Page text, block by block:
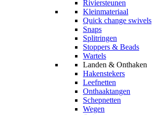
Riviersteunen
Kleinmateriaal
Quick change swivels
Snaps
Splitringen
Stoppers & Beads
Wartels
Landen & Onthaken
Hakenstekers
Leefnetten
Onthaaktangen
Schepnetten
Wegen